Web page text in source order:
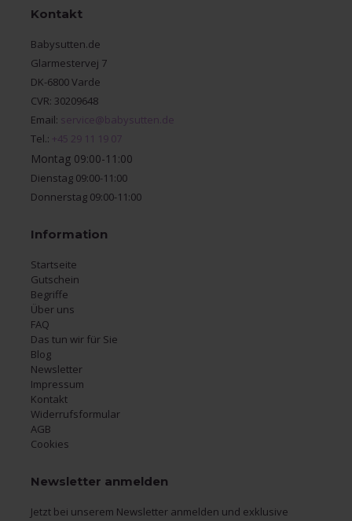
Kontakt
Babysutten.de
Glarmestervej 7
DK-6800 Varde
CVR: 30209648
Email: service@babysutten.de
Tel.: +45 29 11 19 07
Montag 09:00-11:00
Dienstag 09:00-11:00
Donnerstag 09:00-11:00
Information
Startseite
Gutschein
Begriffe
Über uns
FAQ
Das tun wir für Sie
Blog
Newsletter
Impressum
Kontakt
Widerrufsformular
AGB
Cookies
Newsletter anmelden
Jetzt bei unserem Newsletter anmelden und exklusive